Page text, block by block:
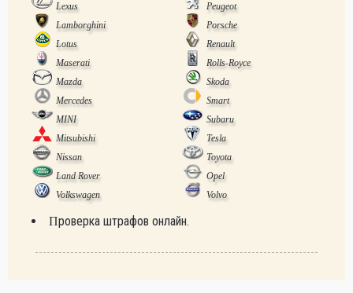
Lexus
Peugeot
Lamborghini
Porsche
Lotus
Renault
Maserati
Rolls-Royce
Mazda
Skoda
Mercedes
Smart
MINI
Subaru
Mitsubishi
Tesla
Nissan
Toyota
Land Rover
Opel
Volkswagen
Volvo
Проверка штрафов онлайн.